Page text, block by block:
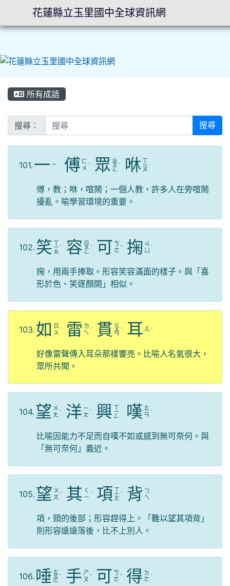
所有成語
搜尋： 搜尋
101. 一 ㄧ 傅 ㄈ
ㄨ ˋ 眾 ㄓ
ㄨ
ㄥ
ˋ 咻 ㄒ
ㄧ
ㄡ
傅，教；咻，喧鬧；一個人教，許多人在旁喧鬧
擾亂。喻學習環境的重要。
102. 笑 ㄒ
ㄧ
ㄠ
ˋ 容 ㄖ
ㄨ
ㄥ
ˊ 可 ㄎ
ㄜ ˇ 掬 ㄐ
ˊ
掬，用兩手捧取。形容笑容滿面的樣子。與「喜
形於色、笑逐顏開」相似。
103. 如 ㄖ
ㄨ ˊ 雷 ㄌ
ㄟ ˊ 貫 ㄍ
ㄨ
ㄢ
ˋ 耳 ㄦ ˇ
好像雷聲傳入耳朵那樣響亮。比喻人名氣很大，
眾所共聞。
104. 望 ㄨ
ㄤ ˋ 洋 ㄧ
ㄤ ˊ 興 ㄒ
ㄧ
ㄥ 嘆 ㄊ
ㄢ ˋ
比喻因能力不足而自嘆不如或感到無可奈何。與
「無可奈何」義近。
105. 望 ㄨ
ㄤ ˋ 其 ㄑ
ㄧ ˊ 項 ㄒ
ㄧ
ㄤ
ˋ 背 ㄅ
ㄟ ˋ
項，頸的後部；形容趕得上。「難以望其項背」
則形容遠遠落後，比不上別人。
106. 唾 ㄊ
ㄨ
ㄛ
ˋ 手 ㄕ
ㄡ ˇ 可 ㄎ
ㄜ ˇ 得 ㄉ
ㄜ ˊ
花蓮縣立玉里國中全球資訊網